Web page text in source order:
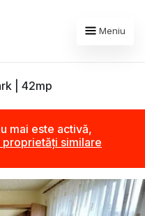
Meniu
| 42mp
mai este activă,
similare